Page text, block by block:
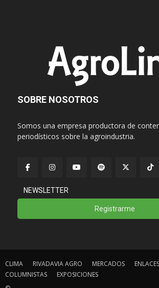
SOBRE NOSOTROS
Somos una empresa productora de
periodísticos sobre la agroindustria.
NEWSLETTER
Registrarme
CLIMA RIVADAVIA AGRO MERCADOS
COLUMNISTAS
EXPOSICIONES